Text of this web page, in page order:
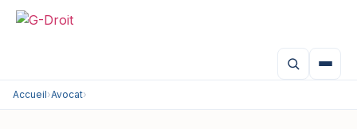
Accueil›Avocat›